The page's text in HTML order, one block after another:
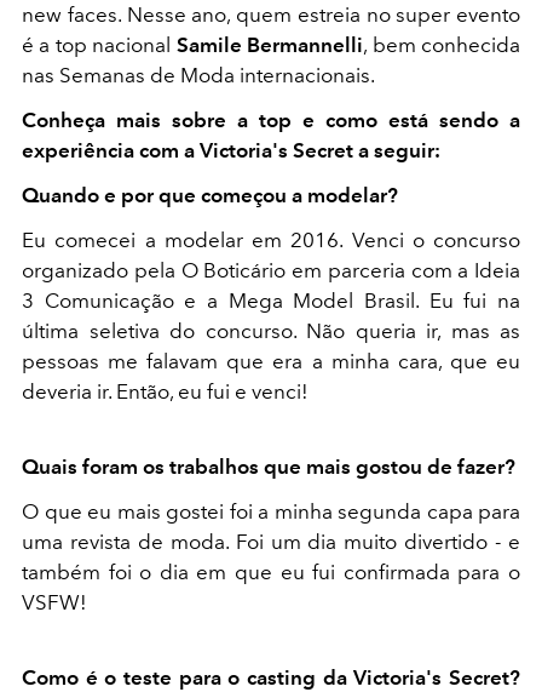
new faces. Nesse ano, quem estreia no super evento
é a top nacional Samile Bermannelli, bem conhecida
nas Semanas de Moda internacionais.
Conheça mais sobre a top e como está sendo a
experiência com a Victoria's Secret a seguir:
Quando e por que começou a modelar?
Eu comecei a modelar em 2016. Venci o concurso
organizado pela O Boticário em parceria com a Ideia
3 Comunicação e a Mega Model Brasil. Eu fui na
última seletiva do concurso. Não queria ir, mas as
pessoas me falavam que era a minha cara, que eu
deveria ir. Então, eu fui e venci!
Quais foram os trabalhos que mais gostou de fazer?
O que eu mais gostei foi a minha segunda capa para
uma revista de moda. Foi um dia muito divertido - e
também foi o dia em que eu fui confirmada para o
VSFW!
Como é o teste para o casting da Victoria's Secret?